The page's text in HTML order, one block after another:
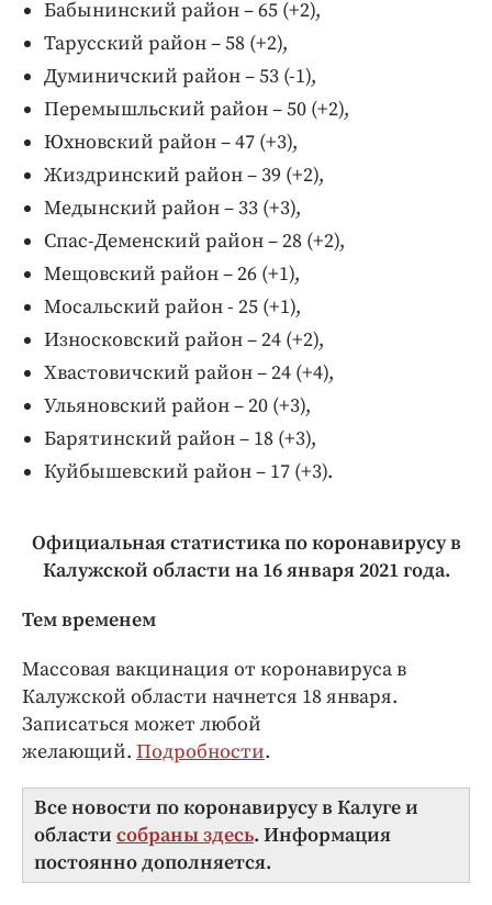
Бабынинский район – 65 (+2),
Тарусский район – 58 (+2),
Думиничский район – 53 (-1),
Перемышльский район – 50 (+2),
Юхновский район – 47 (+3),
Жиздринский район – 39 (+2),
Медынский район – 33 (+3),
Спас-Деменский район – 28 (+2),
Мещовский район – 26 (+1),
Мосальский район - 25 (+1),
Износковский район – 24 (+2),
Хвастовичский район – 24 (+4),
Ульяновский район – 20 (+3),
Барятинский район – 18 (+3),
Куйбышевский район – 17 (+3).
Официальная статистика по коронавирусу в
Калужской области на 16 января 2021 года.
Тем временем
Массовая вакцинация от коронавируса в
Калужской области начнется 18 января.
Записаться может любой
желающий. Подробности.
Все новости по коронавирусу в Калуге и
области собраны здесь. Информация
постоянно дополняется.